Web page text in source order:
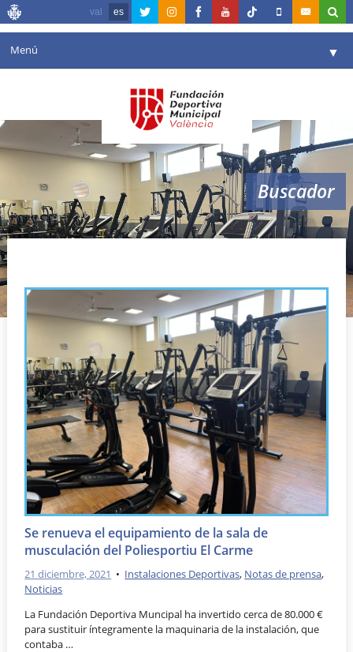
val es
Menú ▼
Agenda
Instalaciones
Comunicación ▼
Valencia en deporte ▼
Reservas
Buscador
Poliesportiu El Carme
Se renueva el equipamiento de la sala de
musculación del Poliesportiu El Carme
21 diciembre, 2021 • Instalaciones Deportivas, Notas de prensa,
Noticias
La Fundación Deportiva Muncipal ha invertido cerca de 80.000 €
para sustituir íntegramente la maquinaria de la instalación, que
contaba …